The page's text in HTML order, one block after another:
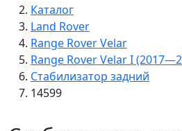
Каталог
Land Rover
Range Rover Velar
Range Rover Velar I
Стабилизатор задний
14599